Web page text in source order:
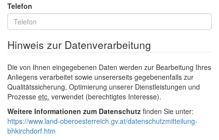
Telefon
Hinweis zur Datenverarbeitung
Die von Ihnen eingegebenen Daten werden zur Bearbeitung Ihres
Anliegens verarbeitet sowie unsererseits gegebenenfalls zur
Qualitätssicherung, Optimierung unserer Dienstleistungen und
Prozesse etc. verwendet (berechtigtes Interesse).
Weitere Informationen zum Datenschutz finden Sie unter:
https://www.land-oberoesterreich.gv.at/datenschutzmitteilung-
bhkirchdorf.htm